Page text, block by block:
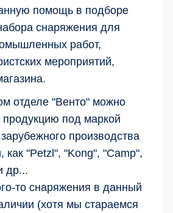
помощь в подборе
снаряжения для
работ,
мероприятий,
отделе "Венто" можно
продукцию под маркой
производства
как "Petzl", "Kong", "Camp",
др...
то снаряжения в данный
(хотя мы стараемся